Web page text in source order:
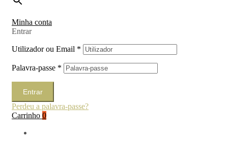
Minha conta
Entrar
Utilizador ou Email *
Palavra-passe *
Entrar
Perdeu a palavra-passe?
Carrinho 0